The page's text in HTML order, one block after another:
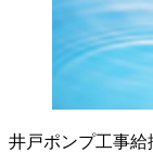
井戸ポンプ工事給